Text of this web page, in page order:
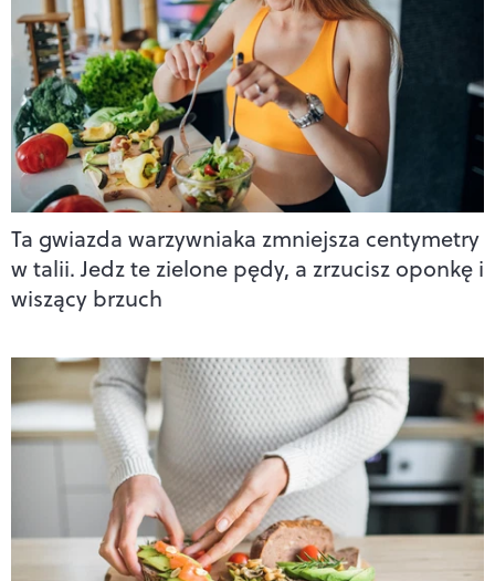
Ta gwiazda warzywniaka zmniejsza centymetry
w talii. Jedz te zielone pędy, a zrzucisz oponkę i
wiszący brzuch